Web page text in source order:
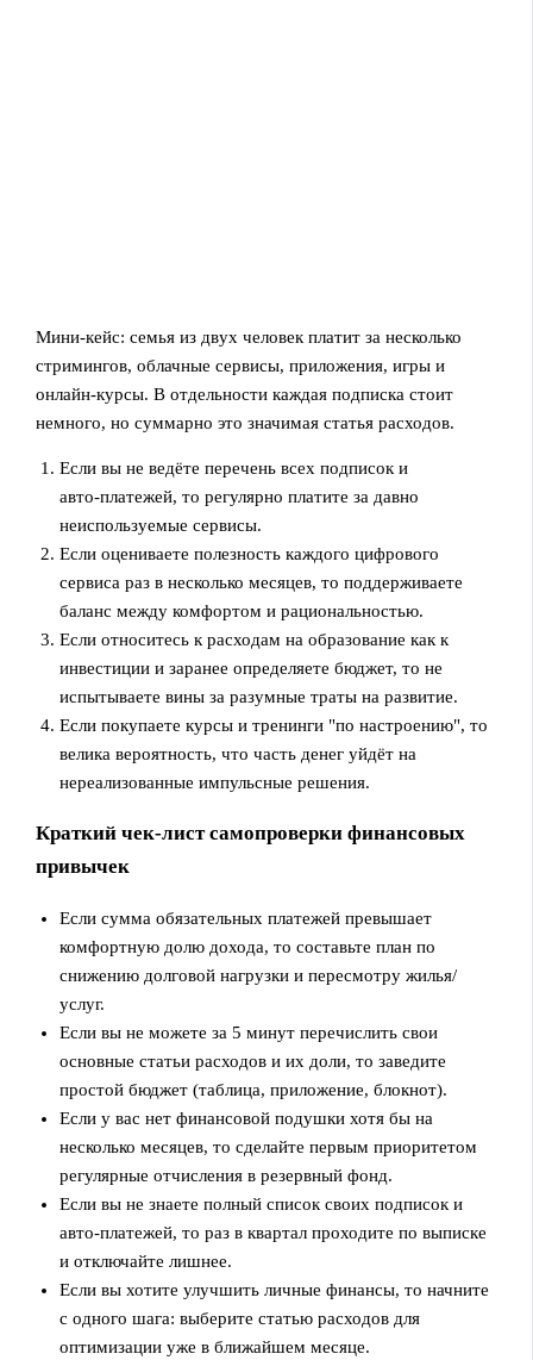
Мини‑кейс: семья из двух человек платит за несколько
стримингов, облачные сервисы, приложения, игры и
онлайн‑курсы. В отдельности каждая подписка стоит
немного, но суммарно это значимая статья расходов.
Если вы не ведёте перечень всех подписок и
авто‑платежей, то регулярно платите за давно
неиспользуемые сервисы.
Если оцениваете полезность каждого цифрового
сервиса раз в несколько месяцев, то поддерживаете
баланс между комфортом и рациональностью.
Если относитесь к расходам на образование как к
инвестиции и заранее определяете бюджет, то не
испытываете вины за разумные траты на развитие.
Если покупаете курсы и тренинги "по настроению", то
велика вероятность, что часть денег уйдёт на
нереализованные импульсные решения.
Краткий чек‑лист самопроверки финансовых
привычек
Если сумма обязательных платежей превышает
комфортную долю дохода, то составьте план по
снижению долговой нагрузки и пересмотру жилья/
услуг.
Если вы не можете за 5 минут перечислить свои
основные статьи расходов и их доли, то заведите
простой бюджет (таблица, приложение, блокнот).
Если у вас нет финансовой подушки хотя бы на
несколько месяцев, то сделайте первым приоритетом
регулярные отчисления в резервный фонд.
Если вы не знаете полный список своих подписок и
авто‑платежей, то раз в квартал проходите по выписке
и отключайте лишнее.
Если вы хотите улучшить личные финансы, то начните
с одного шага: выберите статью расходов для
оптимизации уже в ближайшем месяце.